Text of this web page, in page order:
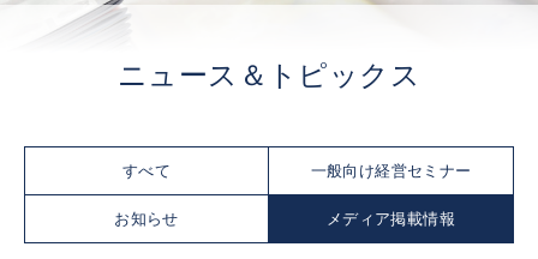
ニュース＆トピックス
すべて 一般向け経営セミナー
お知らせ メディア掲載情報